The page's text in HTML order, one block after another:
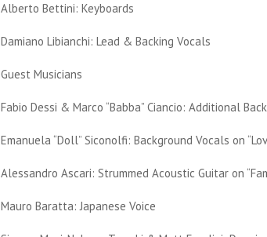
Alberto Bettini: Keyboards
Damiano Libianchi: Lead & Backing Vocals
Guest Musicians
Fabio Dessi & Marco “Babba” Ciancio: Additional
Emanuela “Doll” Siconolfi: Background Vocals on
Alessandro Ascari: Strummed Acoustic Guitar on
Mauro Baratta: Japanese Voice